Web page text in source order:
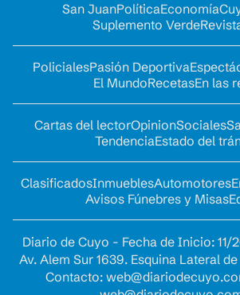
San JuanPolíticaEconomía
Suplemento Verde
PolicialesPasión Deportiva
El MundoRecetasEn las
Cartas del lectorOpinionSociales
TendenciaEstado del
ClasificadosInmueblesAutomotores
Avisos Fúnebres y Misas
Diario de Cuyo - Fecha de Inicio:
Av. Alem Sur 1639. Esquina Lateral
Contacto: